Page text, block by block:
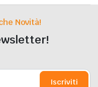
Novità!
Iscriviti